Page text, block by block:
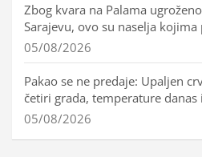
Zbog kvara na Palama
Sarajevu, ovo su naselja
05/08/2026
Pakao se ne predaje: Upaljen
četiri grada, temperature
05/08/2026